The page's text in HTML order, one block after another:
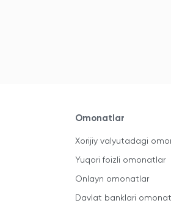
Omonatlar
Xorijiy valyutadagi
Yuqori foizli omonatlar
Onlayn omonatlar
Davlat banklari